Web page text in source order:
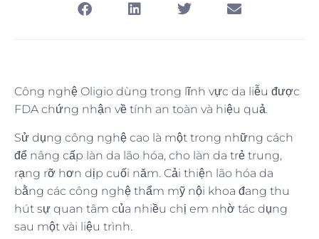
Công nghệ Oligio dùng trong lĩnh vực da liễu được
FDA chứng nhận về tính an toàn và hiệu quả.
Sử dụng công nghệ cao là một trong những cách
để nâng cấp làn da lão hóa, cho làn da trẻ trung,
rạng rỡ hơn dịp cuối năm. Cải thiện lão hóa da
bằng các công nghệ thẩm mỹ nội khoa đang thu
hút sự quan tâm của nhiều chị em nhờ tác dụng
sau một vài liệu trình.